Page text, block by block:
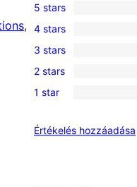
1
5-
star
review
5 stars
0
4-
star
reviews
4 stars
0
3-
star
3 stars
0
2-
reviews
2 stars
0
star
1 star
Értékelés hozzáadása